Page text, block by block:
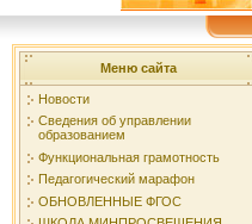
Меню сайта
Новости
Сведения об управлении
образованием
Функциональная грамотность
Педагогический марафон
ОБНОВЛЕННЫЕ ФГОС